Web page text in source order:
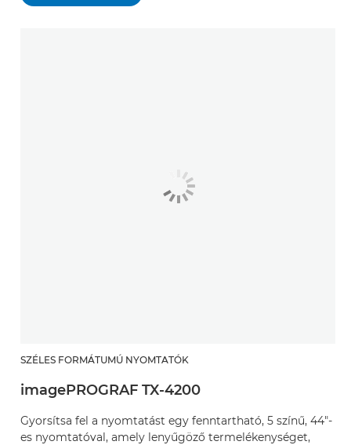
SZÉLES FORMÁTUMÚ NYOMTATÓK
imagePROGRAF TX-4200
Gyorsítsa fel a nyomtatást egy fenntartható, 5 színű, 44"-
es nyomtatóval, amely lenyűgöző termelékenységet,